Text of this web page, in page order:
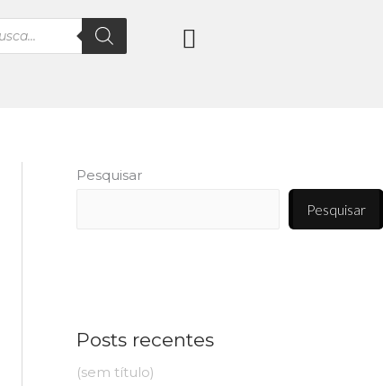
Pesquisar
Pesquisar
Posts recentes
(sem título)